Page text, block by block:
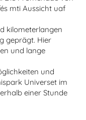
mti Aussicht uaf
kilometerlangen
geprägt. Hier
und lange
und
Universet im
einer Stunde